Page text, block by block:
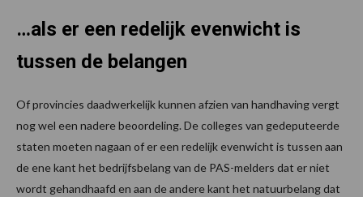
…als er een redelijk evenwicht is
tussen de belangen
Of provincies daadwerkelijk kunnen afzien van handhaving vergt
nog wel een nadere beoordeling. De colleges van gedeputeerde
staten moeten nagaan of er een redelijk evenwicht is tussen aan
de ene kant het bedrijfsbelang van de PAS-melders dat er niet
wordt gehandhaafd en aan de andere kant het natuurbelang dat